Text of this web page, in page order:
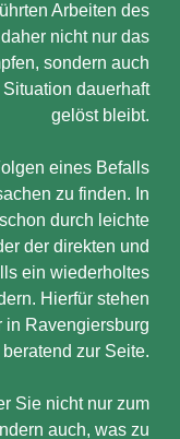
Arbeiten des
nicht nur das
sondern auch
dauerhaft
gelöst bleibt.
eines Befalls
zu finden. In
durch leichte
der direkten und
ein wiederholtes
Hierfür stehen
in Ravengiersburg
zur Seite.
Sie nicht nur zum
auch, was zu